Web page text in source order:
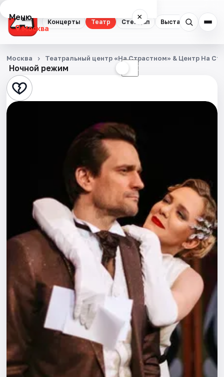
Концерты Театр Стендап Выставки
Меню ×
Москва
Концерты
Театр
Стендап
События
Города
Площадки
Артисты
Рейтинги
Ночной режим ☾
Москва Театральный центр «На Страстном» & Центр На